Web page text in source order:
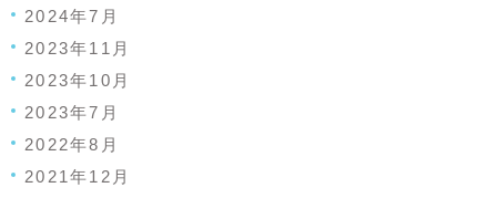
2024年7月
2023年11月
2023年10月
2023年7月
2022年8月
2021年12月